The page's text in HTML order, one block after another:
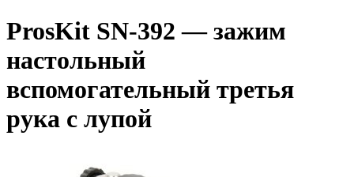
ProsKit SN-392 — зажим
настольный
вспомогательный третья
рука с лупой